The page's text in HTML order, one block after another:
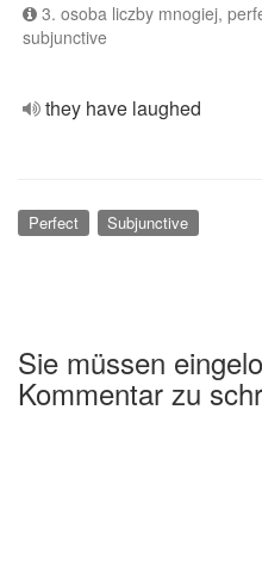
3. osoba liczby mnogiej,
subjunctive
they have laughed
Perfect Subjunctive
Sie müssen
Kommentar zu